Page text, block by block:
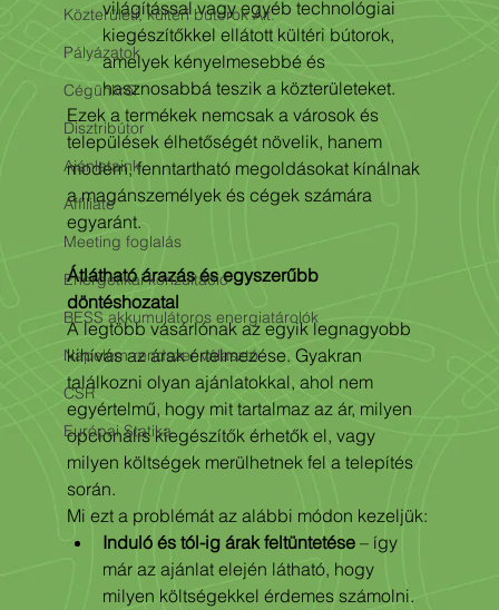
Közterületi, kültéri bútorok Ált.
Pályázatok
Cégünkről
Disztribútor
Ajánlataink
Affiliate
Meeting foglalás
Energetikai konzultáció
BESS akkumulátoros energiatárolók
Napelem rendszer választó
CSR
Európai Statika
világítással vagy egyéb technológiai
kiegészítőkkel ellátott kültéri bútorok,
amelyek kényelmesebbé és
hasznosabbá teszik a közterületeket.
Ezek a termékek nemcsak a városok és
települések élhetőségét növelik, hanem
modern, fenntartható megoldásokat kínálnak
a magánszemélyek és cégek számára
egyaránt.
Átlátható árazás és egyszerűbb
döntéshozatal
A legtöbb vásárlónak az egyik legnagyobb
kihívás az árak értelmezése. Gyakran
találkozni olyan ajánlatokkal, ahol nem
egyértelmű, hogy mit tartalmaz az ár, milyen
opcionális kiegészítők érhetők el, vagy
milyen költségek merülhetnek fel a telepítés
során.
Mi ezt a problémát az alábbi módon kezeljük:
Induló és tól-ig árak feltüntetése – így
már az ajánlat elején látható, hogy
milyen költségekkel érdemes számolni.